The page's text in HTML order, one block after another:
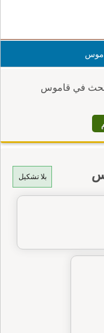
في قاموس
بلا تشكيل